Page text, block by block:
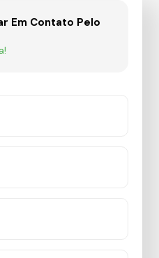
Em Contato Pelo